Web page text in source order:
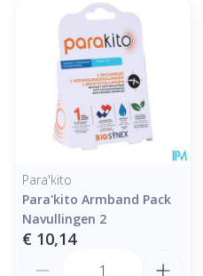
Para'kito
Para'kito Armband Pack
Navullingen 2
€ 10,14